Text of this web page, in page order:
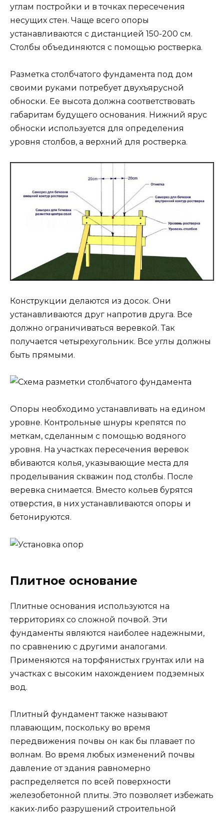
углам постройки и в точках пересечения
несущих стен. Чаще всего опоры
устанавливаются с дистанцией 150-200 см.
Столбы объединяются с помощью ростверка.
Разметка столбчатого фундамента под дом
своими руками потребует двухъярусной
обноски. Ее высота должна соответствовать
габаритам будущего основания. Нижний ярус
обноски используется для определения
уровня столбов, а верхний для ростверка.
Конструкции делаются из досок. Они
устанавливаются друг напротив друга. Все
должно ограничиваться веревкой. Так
получается четырехугольник. Все углы должны
быть прямыми.
Опоры необходимо устанавливать на едином
уровне. Контрольные шнуры крепятся по
меткам, сделанным с помощью водяного
уровня. На участках пересечения веревок
вбиваются колья, указывающие места для
проделывания скважин под столбы. После
веревка снимается. Вместо кольев бурятся
отверстия, в них устанавливаются опоры и
бетонируются.
Плитное основание
Плитные основания используются на
территориях со сложной почвой. Эти
фундаменты являются наиболее надежными,
по сравнению с другими аналогами.
Применяются на торфянистых грунтах или на
участках с высоким нахождением подземных
вод.
Плитный фундамент также называют
плавающим, поскольку во время
передвижения почвы он как бы плавает по
волнам. Во время любых изменений почвы
давление от здания равномерно
распределяется по всей поверхности
железобетонной плиты. Это позволяет избежать
каких-либо разрушений строительной